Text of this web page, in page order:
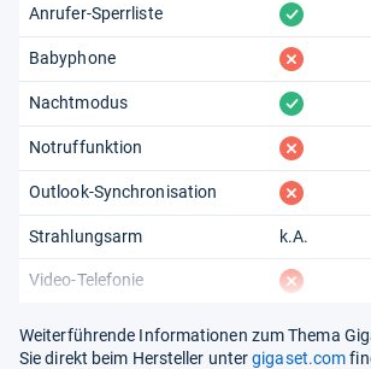
Anrufer-Sperrliste vorhanden
Babyphone fehlt
Nachtmodus vorhanden
Notruffunktion fehlt
Outlook-Synchronisation fehlt
Strahlungsarm k.A.
Video-Telefonie fehlt
Weiterführende Informationen zum Thema
Sie direkt beim Hersteller untergigaset.com